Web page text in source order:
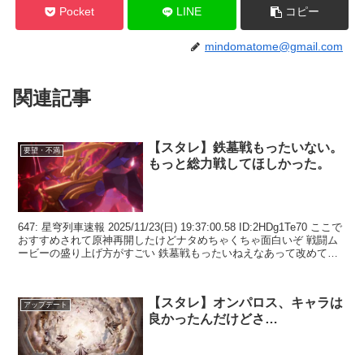
Pocket LINE コピー
mindomatome@gmail.com
関連記事
要望・不満
【スタレ】鉄墓戦もったいない。
もっと総力戦してほしかった。
647: 星穹列車速報 2025/11/23(日) 19:37:00.58 ID:2HDg1Te70 ここで
おすすめされて原神再開したけどナタめちゃくちゃ面白いぞ 戦闘ム
ービーの盛り上げ方がすごい 鉄墓戦もったいねえなあって改めて思
アップデート
【スタレ】オンパロス、キャラは
良かったんだけどさ…